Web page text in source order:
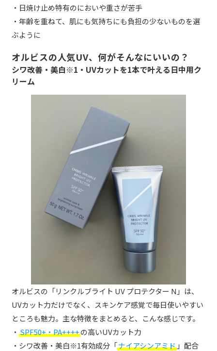
・日焼け止め特有のにおいや重さが苦手
・年齢を重ねて、肌にも気持ちにも負担の少ないものを選
ぶように
オルビスの人気UV、何がそんなにいいの？
シワ改善・美白※1・UVカットを1本で叶える日中用ク
リーム
オルビスの「リンクルブライト UV プロテクター N」は、
UVカット力だけでなく、スキンケア感覚で毎日使いやすい
ところも魅力。主な特徴をまとめると、こんな感じです。
・ SPF50+・PA++++の高いUVカット力
・シワ改善・美白※1有効成分「ナイアシンアミド 」配合